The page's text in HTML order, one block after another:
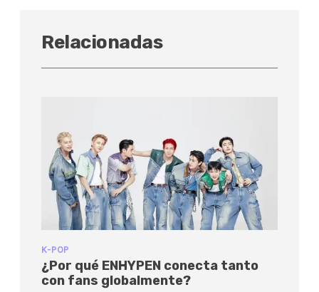
Relacionadas
K-POP
¿Por qué ENHYPEN conecta tanto
con fans globalmente?